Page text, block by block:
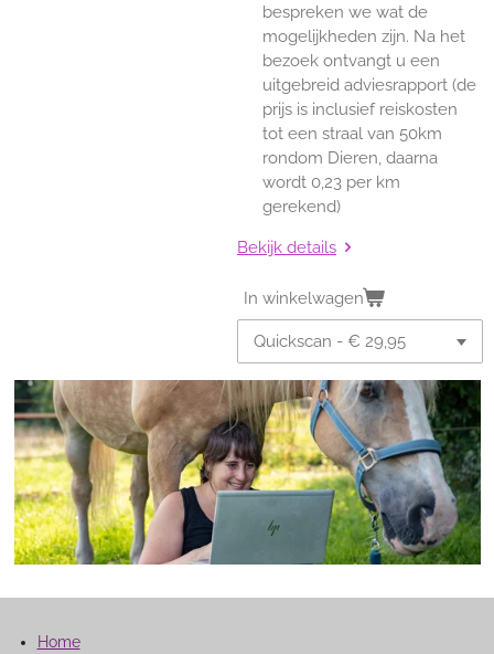
bespreken we wat de
mogelijkheden zijn. Na het
bezoek ontvangt u een
uitgebreid adviesrapport (de
prijs is inclusief reiskosten
tot een straal van 50km
rondom Dieren, daarna
wordt 0,23 per km
gerekend)
Bekijk details
In winkelwagen
Home